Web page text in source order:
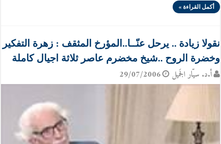
أكمل القراءة »
نقولا زيادة .. يرحل عنّــا..المؤرخ المثقف : زهرة التفكير
وخضرة الروح ..شيخ مخضرم عاصر ثلاثة اجيال كاملة
أ.د. سيّار الجَميل 29/07/2006